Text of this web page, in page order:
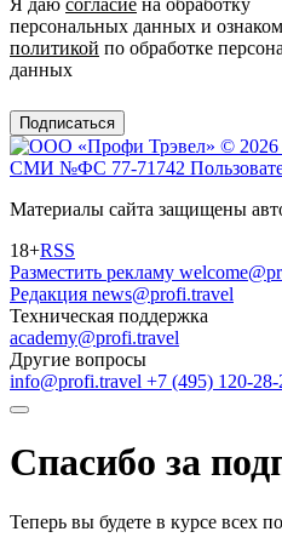
персональных данных и
политикой по обработке
данных
Подписаться
©
СМИ №ФС 77-71742
Материалы сайта защищены
18+RSS
Разместить рекламу
Редакция news@profi.travel
Техническая поддержка
academy@profi.travel
Другие вопросы
info@profi.travel +7 (495) 120-28-
Спасибо за
Теперь вы будете в курсе всех